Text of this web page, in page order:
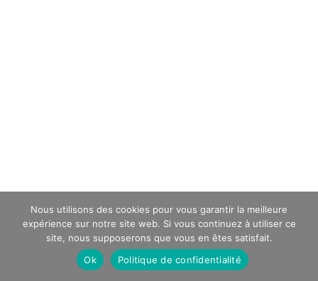
Nous utilisons des cookies pour vous garantir la meilleure
expérience sur notre site web. Si vous continuez à utiliser ce
site, nous supposerons que vous en êtes satisfait.
Ok
Politique de confidentialité